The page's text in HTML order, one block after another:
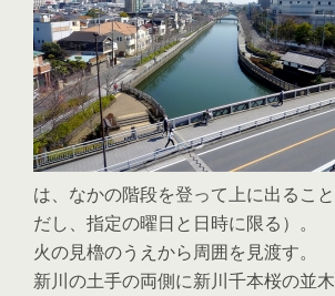
は、なかの階段を登って上に出るこ
だし、指定の曜日と日時に限る）。
火の見櫓のうえから周囲を見渡す。
新川の土手の両側に新川千本桜の並